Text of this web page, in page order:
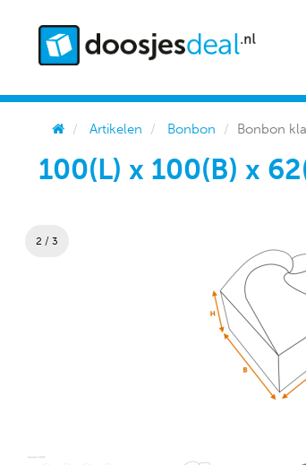
Artikelen Bonbon Bonbon
100(L) x 100(B) x
2 / 3